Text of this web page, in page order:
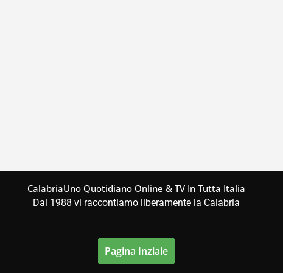
CalabriaUno Quotidiano Online & TV In Tutta Italia
Dal 1988 vi raccontiamo liberamente la Calabria
Pagina Inziale